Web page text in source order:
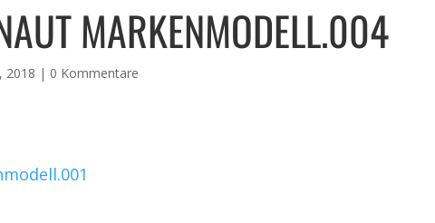
MARKENMODELL.004
2018 | 0 Kommentare